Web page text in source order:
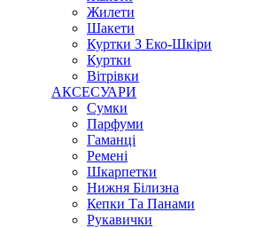
Жилети
Шакети
Куртки З Еко-Шкіри
Куртки
Вітрівки
АКСЕСУАРИ
Сумки
Парфуми
Гаманці
Ремені
Шкарпетки
Нижня Білизна
Кепки Та Панами
Рукавички